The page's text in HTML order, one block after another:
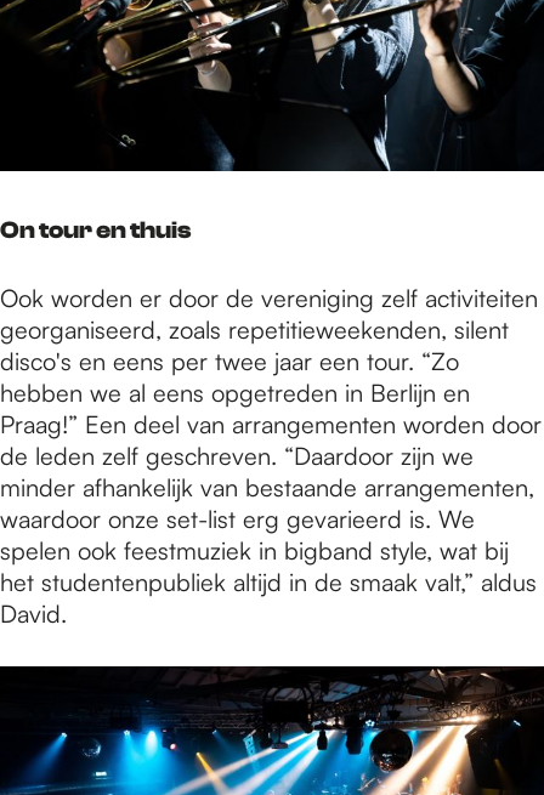
On tour en thuis
Ook worden er door de vereniging zelf activiteiten
georganiseerd, zoals repetitieweekenden, silent
disco's en eens per twee jaar een tour. “Zo
hebben we al eens opgetreden in Berlijn en
Praag!” Een deel van arrangementen worden door
de leden zelf geschreven. “Daardoor zijn we
minder afhankelijk van bestaande arrangementen,
waardoor onze set-list erg gevarieerd is. We
spelen ook feestmuziek in bigband style, wat bij
het studentenpubliek altijd in de smaak valt,” aldus
David.